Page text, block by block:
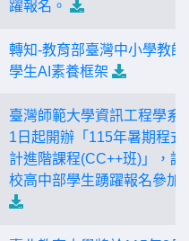
躍報名。
轉知-教育部臺灣中小學教師
學生AI素養框架
臺灣師範大學資訊工程學系-
1日起開辦「115年暑期程式
計進階課程(CC++班)」，請
校高中部學生踴躍報名參加